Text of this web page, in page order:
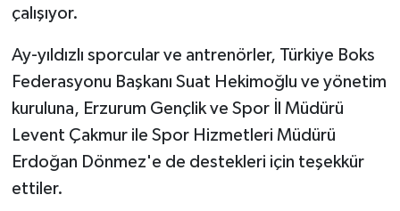
çalışıyor.
Ay-yıldızlı sporcular ve antrenörler, Türkiye Boks
Federasyonu Başkanı Suat Hekimoğlu ve yönetim
kuruluna, Erzurum Gençlik ve Spor İl Müdürü
Levent Çakmur ile Spor Hizmetleri Müdürü
Erdoğan Dönmez'e de destekleri için teşekkür
ettiler.